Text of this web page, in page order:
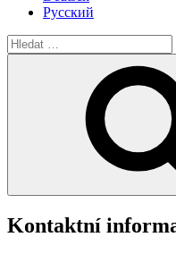
Русский
Hledat:
Kontaktní